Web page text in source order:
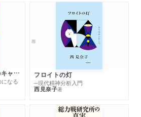
改訂版 金持ち父さんのキャッシュフロー・クワドラント
なる
フロイトの灯
─現代精神分析入門
西見奈子著